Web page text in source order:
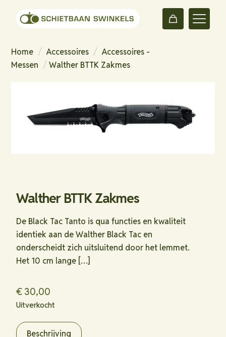
Home / Accessoires / Accessoires -
Messen / Walther BTTK Zakmes
Walther BTTK Zakmes
De Black Tac Tanto is qua functies en kwaliteit
identiek aan de Walther Black Tac en
onderscheidt zich uitsluitend door het lemmet.
Het 10 cm lange […]
€ 30,00
Uitverkocht
Beschrijving